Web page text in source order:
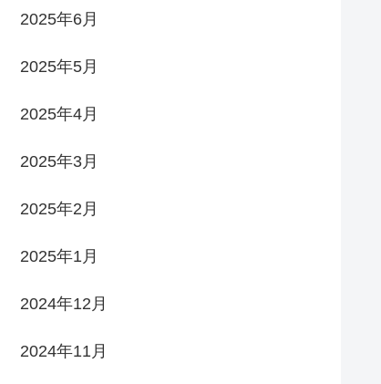
2025年6月
2025年5月
2025年4月
2025年3月
2025年2月
2025年1月
2024年12月
2024年11月